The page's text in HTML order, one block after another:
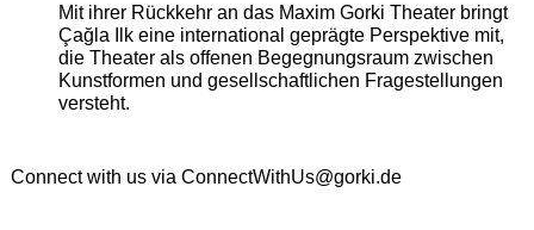
Mit ihrer Rückkehr an das Maxim Gorki Theater bringt
Çağla Ilk eine international geprägte Perspektive mit,
die Theater als offenen Begegnungsraum zwischen
Kunstformen und gesellschaftlichen Fragestellungen
versteht.
Connect with us via ConnectWithUs@gorki.de